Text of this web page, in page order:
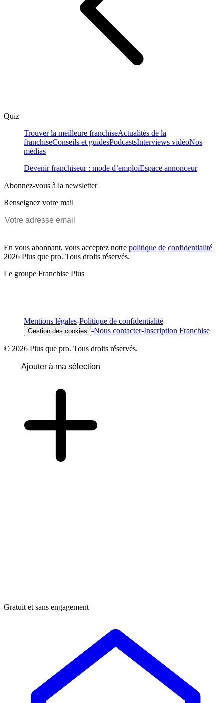
Quiz
Trouver la meilleure franchiseActualités de la
franchiseConseils et guidesPodcastsInterviews vidéoNos
médias
Devenir franchiseur : mode d’emploiEspace annonceur
Abonnez-vous à la newsletter
Renseignez votre mail
En vous abonnant, vous acceptez notre politique de confidentialité |
2026 Plus que pro. Tous droits réservés.
Le groupe Franchise Plus
Mentions légales-Politique de confidentialité-
Gestion des cookies -Nous contacter-Inscription Franchise
© 2026 Plus que pro. Tous droits réservés.
Ajouter à ma sélection
Gratuit et sans engagement